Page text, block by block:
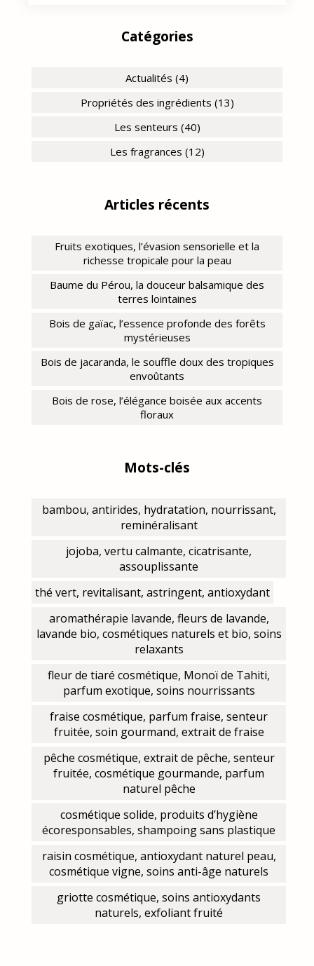
Catégories
Actualités (4)
Propriétés des ingrédients (13)
Les senteurs (40)
Les fragrances (12)
Articles récents
Fruits exotiques, l’évasion sensorielle et la
richesse tropicale pour la peau
Baume du Pérou, la douceur balsamique des
terres lointaines
Bois de gaïac, l’essence profonde des forêts
mystérieuses
Bois de jacaranda, le souffle doux des tropiques
envoûtants
Bois de rose, l’élégance boisée aux accents
floraux
Mots-clés
bambou, antirides, hydratation, nourrissant,
reminéralisant
jojoba, vertu calmante, cicatrisante,
assouplissante
thé vert, revitalisant, astringent, antioxydant
aromathérapie lavande, fleurs de lavande,
lavande bio, cosmétiques naturels et bio, soins
relaxants
fleur de tiaré cosmétique, Monoï de Tahiti,
parfum exotique, soins nourrissants
fraise cosmétique, parfum fraise, senteur
fruitée, soin gourmand, extrait de fraise
pêche cosmétique, extrait de pêche, senteur
fruitée, cosmétique gourmande, parfum
naturel pêche
cosmétique solide, produits d’hygiène
écoresponsables, shampoing sans plastique
raisin cosmétique, antioxydant naturel peau,
cosmétique vigne, soins anti-âge naturels
griotte cosmétique, soins antioxydants
naturels, exfoliant fruité